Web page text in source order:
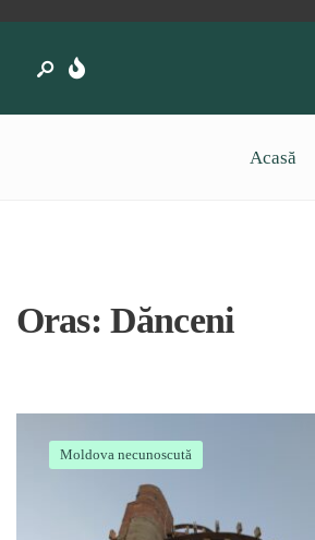
Acasă
Oras: Dănceni
Moldova necunoscută